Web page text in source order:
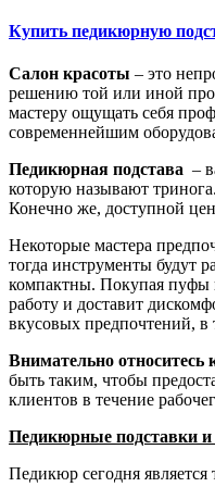
Купить педикюрную
Салон красоты – это
решению той или иной
мастеру ощущать себя
современнейшим
Педикюрная подстава –
которую называют
Конечно же, доступной
Некоторые мастера
тогда инструменты будут
компактны. Покупая пуфы
работу и доставит
вкусовых предпочтений, в
Внимательно относитесь
быть таким, чтобы
клиентов в течение
Педикюрные подставки
Педикюр сегодня